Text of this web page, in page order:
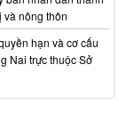
nông thôn
hạn và cơ cấu
Nai trực thuộc Sở